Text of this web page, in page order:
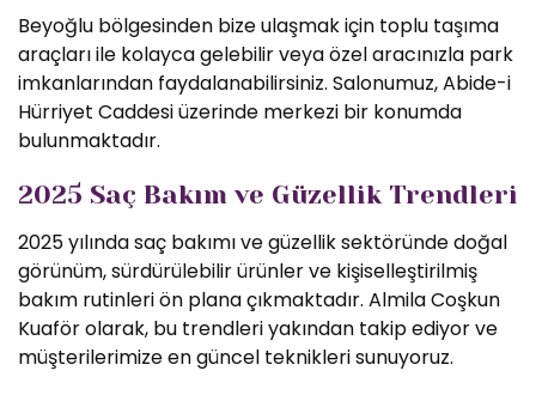
Beyoğlu bölgesinden bize ulaşmak için toplu taşıma
araçları ile kolayca gelebilir veya özel aracınızla park
imkanlarından faydalanabilirsiniz. Salonumuz, Abide-i
Hürriyet Caddesi üzerinde merkezi bir konumda
bulunmaktadır.
2025 Saç Bakım ve Güzellik Trendleri
2025 yılında saç bakımı ve güzellik sektöründe doğal
görünüm, sürdürülebilir ürünler ve kişiselleştirilmiş
bakım rutinleri ön plana çıkmaktadır. Almila Coşkun
Kuaför olarak, bu trendleri yakından takip ediyor ve
müşterilerimize en güncel teknikleri sunuyoruz.